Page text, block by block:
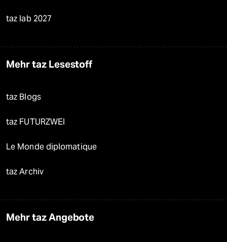
taz lab 2027
Mehr taz Lesestoff
taz Blogs
taz FUTURZWEI
Le Monde diplomatique
taz Archiv
Mehr taz Angebote